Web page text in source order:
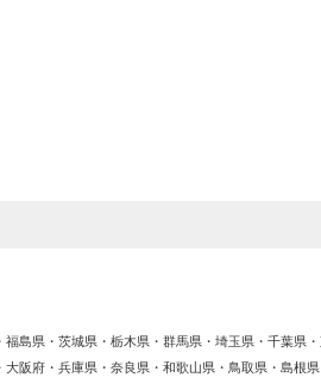
島県・茨城県・栃木県・群馬県・埼玉県・千葉県
阪府・兵庫県・奈良県・和歌山県・鳥取県・島根